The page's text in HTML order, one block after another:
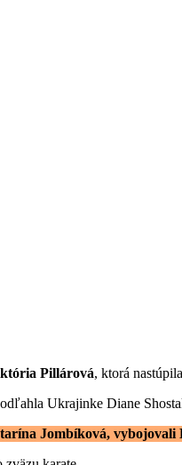
Pillárová, ktorá
Ukrajinke Diane
Jombíková,